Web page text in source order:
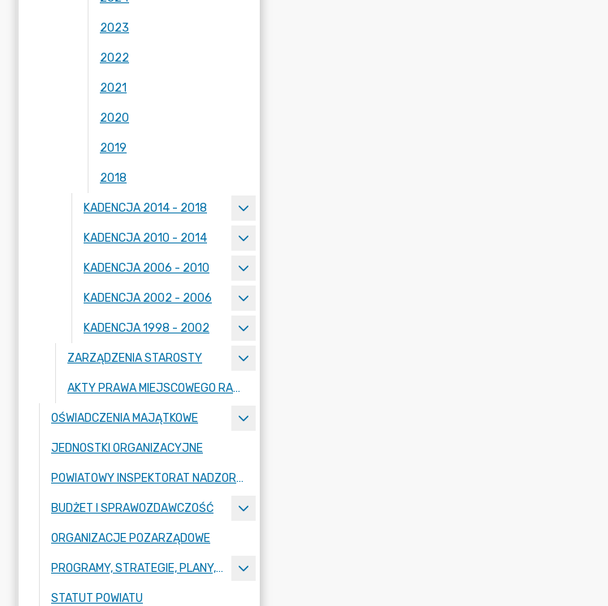
2023
2022
2021
2020
2019
2018
KADENCJA 2014 - 2018
KADENCJA 2010 - 2014
KADENCJA 2006 - 2010
KADENCJA 2002 - 2006
KADENCJA 1998 - 2002
ZARZĄDZENIA STAROSTY
AKTY PRAWA MIEJSCOWEGO RADY POWIATU ZGORZELECKIEGO
OŚWIADCZENIA MAJĄTKOWE
JEDNOSTKI ORGANIZACYJNE
POWIATOWY INSPEKTORAT NADZORU BUDOWLANEGO
BUDŻET I SPRAWOZDAWCZOŚĆ
ORGANIZACJE POZARZĄDOWE
PROGRAMY, STRATEGIE, PLANY, RAPORTY
STATUT POWIATU